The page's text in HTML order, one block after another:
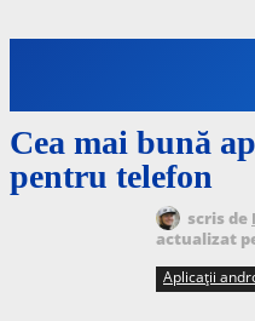
Cea mai bună
pentru telefon
scris de
actualizat
Aplicații